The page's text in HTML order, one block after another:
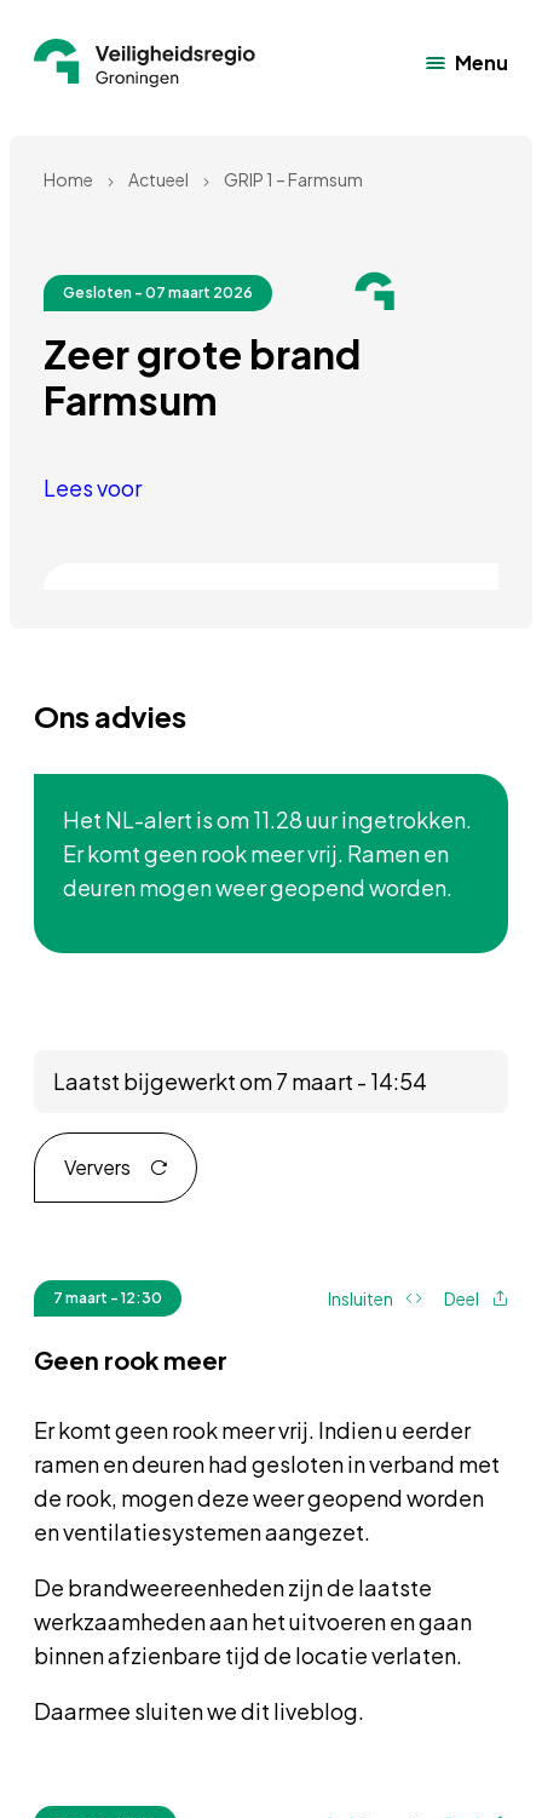
Menu
Home Actueel GRIP 1 – Farmsum
Gesloten - 07 maart 2026
Zeer grote brand
Farmsum
Lees voor
Ons advies
Het NL-alert is om 11.28 uur ingetrokken.
Er komt geen rook meer vrij. Ramen en
deuren mogen weer geopend worden.
Laatst bijgewerkt om 7 maart - 14:54
Ververs
7 maart - 12:30 Insluiten Deel
Geen rook meer
Er komt geen rook meer vrij. Indien u eerder
ramen en deuren had gesloten in verband met
de rook, mogen deze weer geopend worden
en ventilatiesystemen aangezet.
De brandweereenheden zijn de laatste
werkzaamheden aan het uitvoeren en gaan
binnen afzienbare tijd de locatie verlaten.
Daarmee sluiten we dit liveblog.